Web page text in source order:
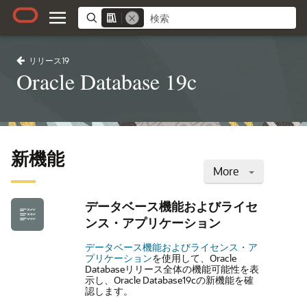
リリース19
Oracle Database 19c
More
新機能
データベース機能およびライセ
ンス・アプリケーション
データベース機能およびライセンス・ア
プリケーションを使用して、Oracle
Databaseリリース全体の機能可能性を表
示し、Oracle Database19cの新機能を確
認します。